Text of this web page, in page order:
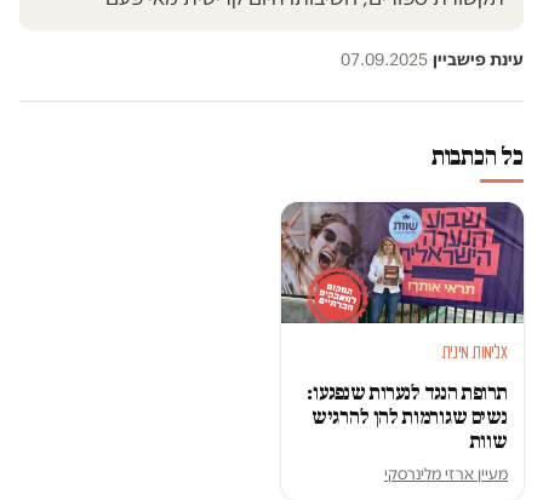
עינת פישביין·
07.09.2025
כל הכתבות
אלימות מינית
תרופת הנגד לנערות שנפגעו:
נשים שגורמות להן להרגיש
שוות
מעיין ארזי מלינרסקי